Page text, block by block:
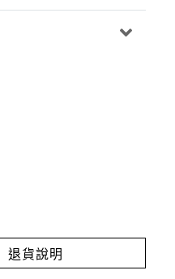
退貨說明